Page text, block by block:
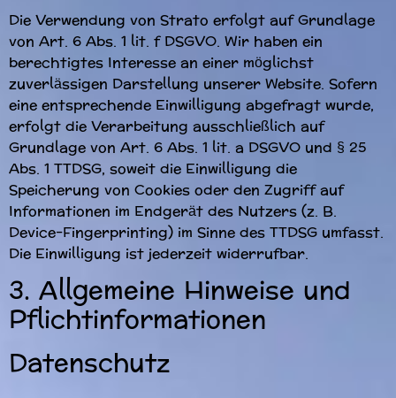
Die Verwendung von Strato erfolgt auf Grundlage
von Art. 6 Abs. 1 lit. f DSGVO. Wir haben ein
berechtigtes Interesse an einer möglichst
zuverlässigen Darstellung unserer Website. Sofern
eine entsprechende Einwilligung abgefragt wurde,
erfolgt die Verarbeitung ausschließlich auf
Grundlage von Art. 6 Abs. 1 lit. a DSGVO und § 25
Abs. 1 TTDSG, soweit die Einwilligung die
Speicherung von Cookies oder den Zugriff auf
Informationen im Endgerät des Nutzers (z. B.
Device-Fingerprinting) im Sinne des TTDSG umfasst.
Die Einwilligung ist jederzeit widerrufbar.
3. Allgemeine Hinweise und
Pflicht­informationen
Datenschutz